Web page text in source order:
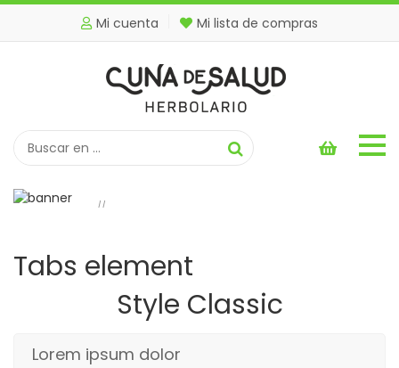
Mi cuenta Mi lista de compras
Inicio //
Tabs element
Style Classic
Lorem ipsum dolor